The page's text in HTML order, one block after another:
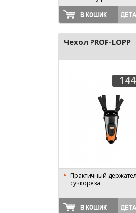
В КОШИК
Чехол PROF-LOPP
Практичный
сучкореза
В КОШИК